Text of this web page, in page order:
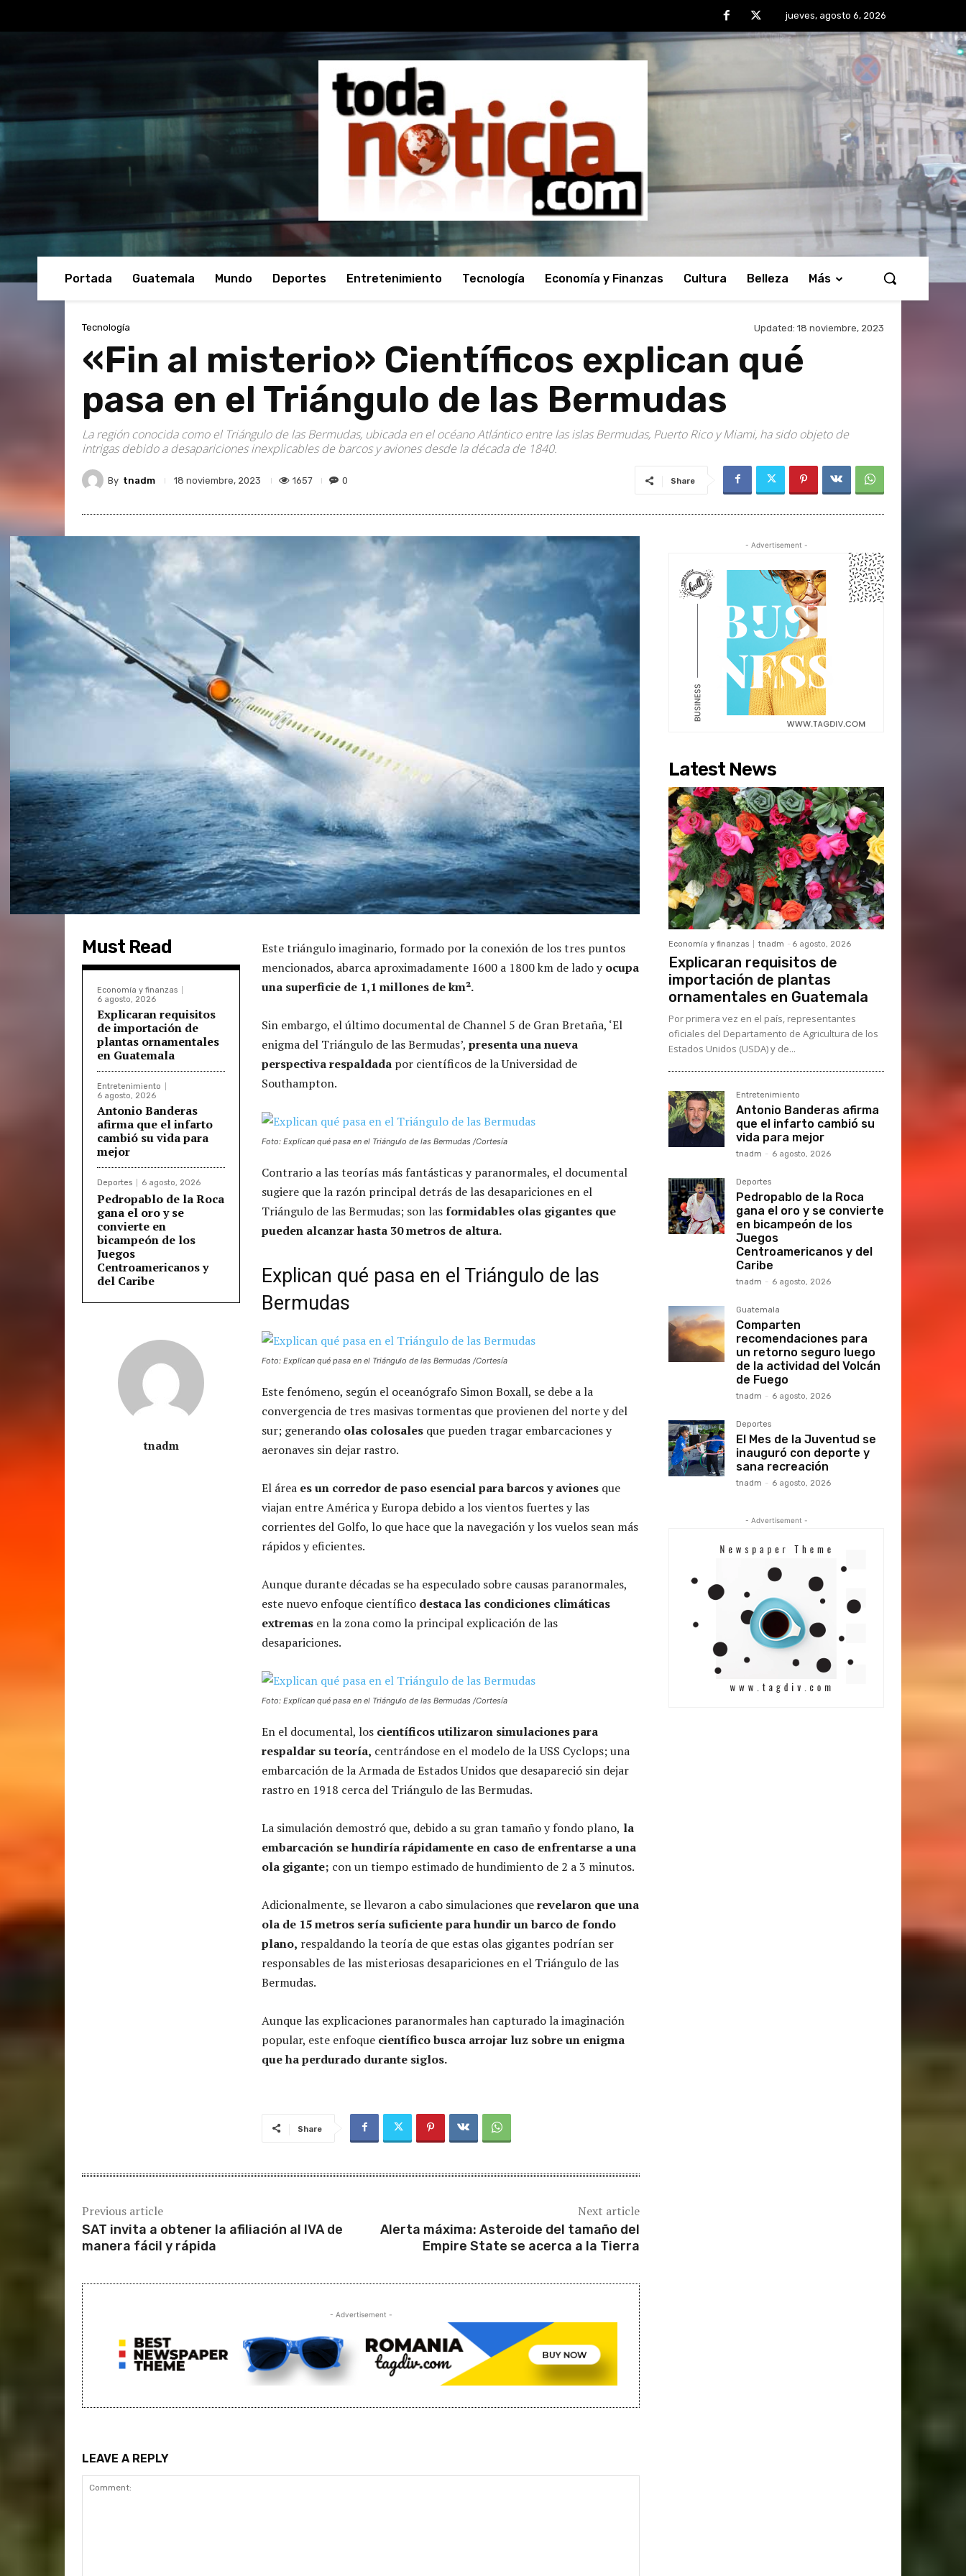
jueves, agosto 6, 2026
Portada Guatemala Mundo Deportes Entretenimiento Tecnología Economía y Finanzas Cultura Belleza Más
Tecnología Updated: 18 noviembre, 2023
«Fin al misterio» Científicos explican qué
pasa en el Triángulo de las Bermudas
La región conocida como el Triángulo de las Bermudas, ubicada en el océano Atlántico entre las islas Bermudas, Puerto Rico y Miami, ha sido objeto de
intrigas debido a desapariciones inexplicables de barcos y aviones desde la década de 1840.
By tnadm 18 noviembre, 2023 1657 0 Share
Must Read
Economía y finanzas
6 agosto, 2026
Explicaran requisitos
de importación de
plantas ornamentales
en Guatemala
Entretenimiento
6 agosto, 2026
Antonio Banderas
afirma que el infarto
cambió su vida para
mejor
Deportes 6 agosto, 2026
Pedropablo de la Roca
gana el oro y se
convierte en
bicampeón de los
Juegos
Centroamericanos y
del Caribe
tnadm
Este triángulo imaginario, formado por la conexión de los tres puntos
mencionados, abarca aproximadamente 1600 a 1800 km de lado yocupa
una superficie de 1,1 millones de km².
Sin embargo, el último documental de Channel 5 de Gran Bretaña, ‘El
enigma del Triángulo de las Bermudas’, presenta una nueva
perspectiva respaldada por científicos de la Universidad de
Southampton.
Foto: Explican qué pasa en el Triángulo de las Bermudas /Cortesía
Contrario a las teorías más fantásticas y paranormales, el documental
sugiere que la razón principal detrás de las desapariciones en el
Triángulo de las Bermudas; son lasformidables olas gigantes que
pueden alcanzar hasta 30 metros de altura.
Explican qué pasa en el Triángulo de las
Bermudas
Foto: Explican qué pasa en el Triángulo de las Bermudas /Cortesía
Este fenómeno, según el oceanógrafo Simon Boxall, se debe a la
convergencia de tres masivas tormentas que provienen del norte y del
sur; generando olas colosales que pueden tragar embarcaciones y
aeronaves sin dejar rastro.
El área es un corredor de paso esencial para barcos y aviones que
viajan entre América y Europa debido a los vientos fuertes y las
corrientes del Golfo, lo que hace que la navegación y los vuelos sean más
rápidos y eficientes.
Aunque durante décadas se ha especulado sobre causas paranormales,
este nuevo enfoque científico destaca las condiciones climáticas
extremas en la zona como la principal explicación de las
desapariciones.
Foto: Explican qué pasa en el Triángulo de las Bermudas /Cortesía
En el documental, los científicos utilizaron simulaciones para
respaldar su teoría, centrándose en el modelo de la USS Cyclops; una
embarcación de la Armada de Estados Unidos que desapareció sin dejar
rastro en 1918 cerca del Triángulo de las Bermudas.
La simulación demostró que, debido a su gran tamaño y fondo plano, la
embarcación se hundiría rápidamente en caso de enfrentarse a una
ola gigante; con un tiempo estimado de hundimiento de 2 a 3 minutos.
Adicionalmente, se llevaron a cabo simulaciones querevelaron que una
ola de 15 metros sería suficiente para hundir un barco de fondo
plano, respaldando la teoría de que estas olas gigantes podrían ser
responsables de las misteriosas desapariciones en el Triángulo de las
Bermudas.
Aunque las explicaciones paranormales han capturado la imaginación
popular, este enfoque científico busca arrojar luz sobre un enigma
que ha perdurado durante siglos.
Share
Previous article
SAT invita a obtener la afiliación al IVA de
manera fácil y rápida
Next article
Alerta máxima: Asteroide del tamaño del
Empire State se acerca a la Tierra
- Advertisement -
LEAVE A REPLY
- Advertisement -
Latest News
Economía y finanzas tnadm - 6 agosto, 2026
Explicaran requisitos de
importación de plantas
ornamentales en Guatemala
Por primera vez en el país, representantes
oficiales del Departamento de Agricultura de los
Estados Unidos (USDA) y de...
Entretenimiento
Antonio Banderas afirma
que el infarto cambió su
vida para mejor
tnadm - 6 agosto, 2026
Deportes
Pedropablo de la Roca
gana el oro y se convierte
en bicampeón de los
Juegos
Centroamericanos y del
Caribe
tnadm - 6 agosto, 2026
Guatemala
Comparten
recomendaciones para
un retorno seguro luego
de la actividad del Volcán
de Fuego
tnadm - 6 agosto, 2026
Deportes
El Mes de la Juventud se
inauguró con deporte y
sana recreación
tnadm - 6 agosto, 2026
- Advertisement -